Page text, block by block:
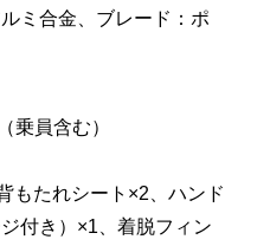
ミ合金、ブレード：ポ
乗員含む）
もたれシート×2、ハンド
付き）×1、着脱フィン